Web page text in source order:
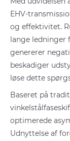
EHV-
og effektivitet.
lange ledninger
genererer
beskadiger
løse dette
Baseret på
optimerede
Udnyttelse af